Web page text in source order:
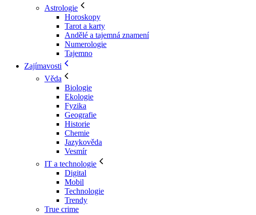
Astrologie
Horoskopy
Tarot a karty
Andělé a tajemná znamení
Numerologie
Tajemno
Zajímavosti
Věda
Biologie
Ekologie
Fyzika
Geografie
Historie
Chemie
Jazykověda
Vesmír
IT a technologie
Digital
Mobil
Technologie
Trendy
True crime